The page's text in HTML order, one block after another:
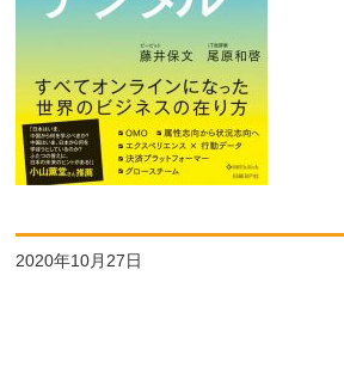
2020年10月27日